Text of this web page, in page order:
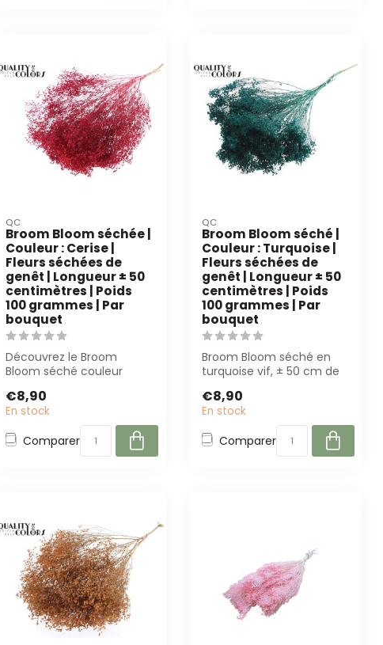
QC
Broom Bloom séchée |
Couleur : Cerise |
Fleurs séchées de
genêt | Longueur ± 50
centimètres | Poids
100 grammes | Par
bouquet
Découvrez le Broom
Bloom séché couleur
de 50 cm et 10...
€8,90
En stock
Comparer
QC
Broom Bloom séché |
Couleur : Turquoise |
Fleurs séchées de
genêt | Longueur ± 50
centimètres | Poids
100 grammes | Par
bouquet
Broom Bloom séché en
turquoise vif, ± 50 cm de
fleuristes...
€8,90
En stock
Comparer